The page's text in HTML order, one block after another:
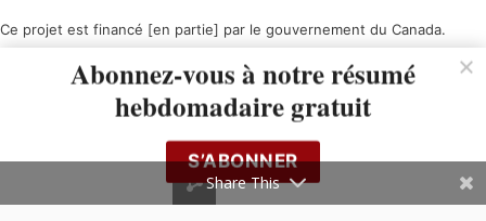
Ce projet est financé [en partie] par le gouvernement du Canada.
Abonnez-vous à notre résumé
hebdomadaire gratuit
S’ABONNER
Share This